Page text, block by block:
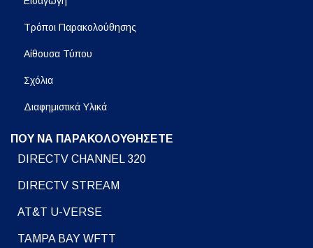
Τρόποι Παρακολούθησης
Αίθουσα Τύπου
Σχόλια
Διαφημιστικά Υλικά
ΠΟΥ ΝΑ ΠΑΡΑΚΟΛΟΥΘΗΣΕΤΕ
DIRECTV CHANNEL 320
DIRECTV STREAM
AT&T U-VERSE
TAMPA BAY WFTT